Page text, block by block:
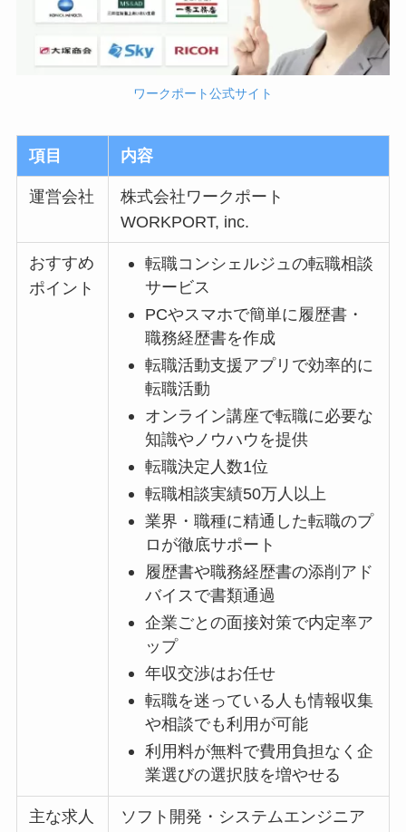
ワークポート公式サイト
項目 内容
運営会社
株式会社ワークポート
WORKPORT, inc.
おすすめ
ポイント
転職コンシェルジュの転職相談
サービス
PCやスマホで簡単に履歴書・
職務経歴書を作成
転職活動支援アプリで効率的に
転職活動
オンライン講座で転職に必要な
知識やノウハウを提供
転職決定人数1位
転職相談実績50万人以上
業界・職種に精通した転職のプ
ロが徹底サポート
履歴書や職務経歴書の添削アド
バイスで書類通過
企業ごとの面接対策で内定率ア
ップ
年収交渉はお任せ
転職を迷っている人も情報収集
や相談でも利用が可能
利用料が無料で費用負担なく企
業選びの選択肢を増やせる
主な求人
ソフト開発・システムエンジニア